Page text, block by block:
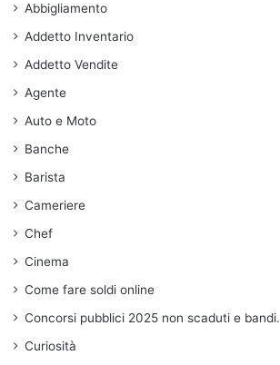
Abbigliamento
Addetto Inventario
Addetto Vendite
Agente
Auto e Moto
Banche
Barista
Cameriere
Chef
Cinema
Come fare soldi online
Concorsi pubblici 2025 non scaduti e bandi.
Curiosità